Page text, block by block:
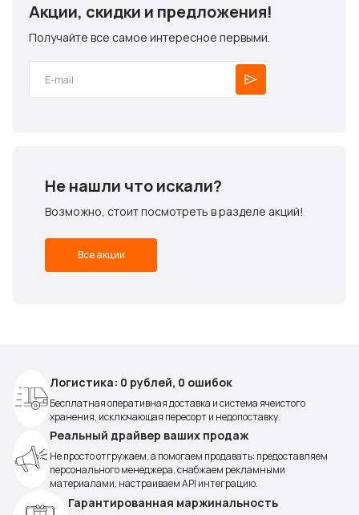
Акции, скидки и предложения!
Получайте все самое интересное первыми.
Не нашли что искали?
Возможно, стоит посмотреть в разделе акций!
Все акции
Логистика: 0 рублей, 0 ошибок
Бесплатная оперативная доставка и система ячеистого
хранения, исключающая пересорт и недопоставку.
Реальный драйвер ваших продаж
Не просто отгружаем, а помогаем продавать: предоставляем
персонального менеджера, снабжаем рекламными
материалами, настраиваем API интеграцию.
Гарантированная маржинальность